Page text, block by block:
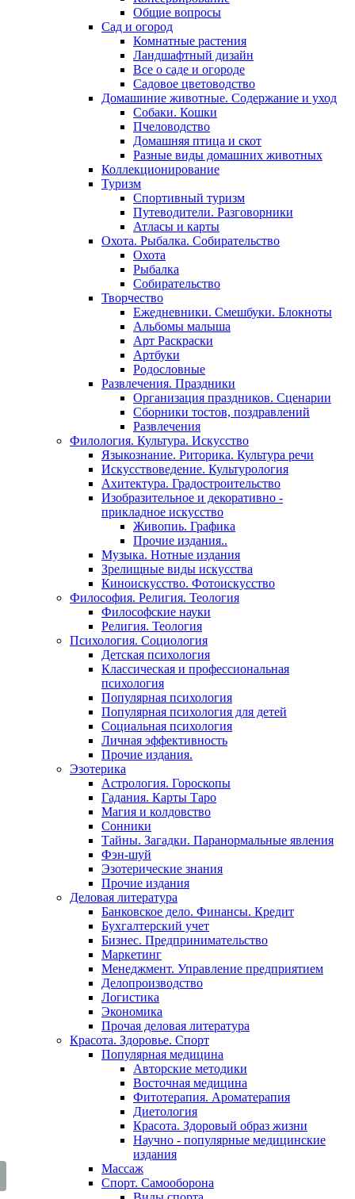
Общие вопросы
Сад и огород
Комнатные растения
Ландшафтный дизайн
Все о саде и огороде
Садовое цветоводство
Домашиние животные. Содержание и уход
Собаки. Кошки
Пчеловодство
Домашняя птица и скот
Разные виды домашних животных
Коллекционирование
Туризм
Спортивный туризм
Путеводители. Разговорники
Атласы и карты
Охота. Рыбалка. Собирательство
Охота
Рыбалка
Собирательство
Творчество
Ежедневники. Смешбуки. Блокноты
Альбомы малыша
Арт Раскраски
Артбуки
Родословные
Развлечения. Праздники
Организация праздников. Сценарии
Сборники тостов, поздравлений
Развлечения
Филология. Культура. Искусство
Языкознание. Риторика. Культура речи
Искусствоведение. Культурология
Ахитектура. Градостроительство
Изобразительное и декоративно -
прикладное искусство
Живопиь. Графика
Прочие издания..
Музыка. Нотные издания
Зрелищные виды искусства
Киноискусство. Фотоискусство
Философия. Религия. Теология
Философские науки
Религия. Теология
Психология. Социология
Детская психология
Классическая и профессиональная
психология
Популярная психология
Популярная психология для детей
Социальная психология
Личная эффективность
Прочие издания.
Эзотерика
Астрология. Гороскопы
Гадания. Карты Таро
Магия и колдовство
Сонники
Тайны. Загадки. Паранормальные явления
Фэн-шуй
Эзотерические знания
Прочие издания
Деловая литература
Банковское дело. Финансы. Кредит
Бухгалтерский учет
Бизнес. Предпринимательство
Маркетинг
Менеджмент. Управление предприятием
Делопроизводство
Логистика
Экономика
Прочая деловая литература
Красота. Здоровье. Спорт
Популярная медицина
Авторские методики
Восточная медицина
Фитотерапия. Ароматерапия
Диетология
Красота. Здоровый образ жизни
Научно - популярные медицинские
издания
Массаж
Спорт. Самооборона